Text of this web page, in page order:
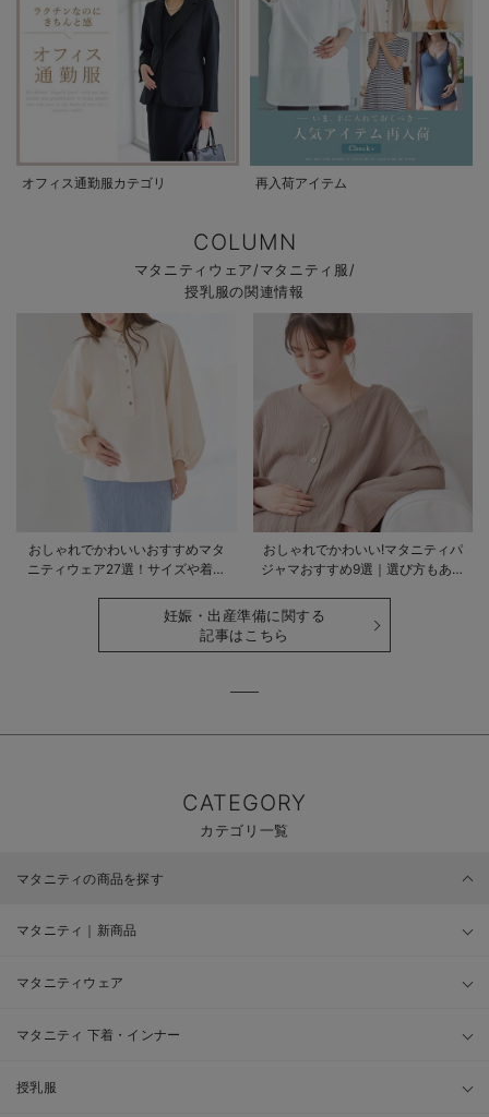
オフィス通勤服カテゴリ 再入荷アイテム
COLUMN
マタニティウェア/マタニティ服/
授乳服の関連情報
おしゃれでかわいいおすすめマタ
ニティウェア27選！サイズや着る
おしゃれでかわいい!マタニティパ
ジャマおすすめ9選｜選び方もあわ
妊娠・出産準備に関する
記事はこちら
CATEGORY
カテゴリ一覧
マタニティの商品を探す
マタニティ｜新商品
マタニティウェア
マタニティ 下着・インナー
授乳服